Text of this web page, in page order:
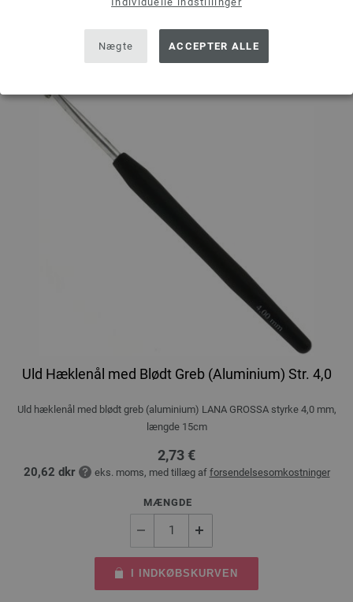
Nægte ACCEPTER ALLE
Sæt på ønskeseddel
Uld Hæklenål med Blødt Greb (Aluminium) Str. 4,0
Uld hæklenål med blødt greb (aluminium) LANA GROSSA styrke 4,0 mm,
længde 15cm
2,73 €
20,62 dkr eks. moms, med tillæg af forsendelsesomkostninger
MÆNGDE
I INDKØBSKURVEN